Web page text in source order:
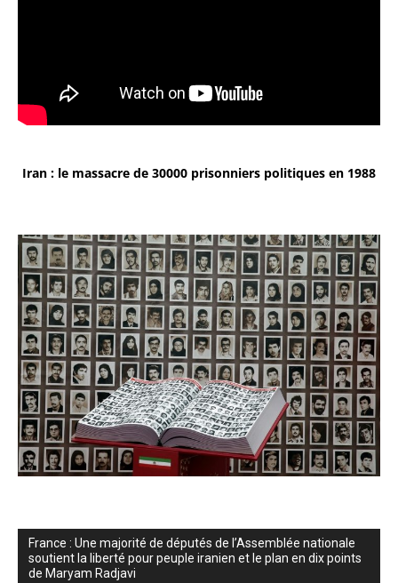
Iran : le massacre de 30000 prisonniers politiques en 1988
France : Une majorité de députés de l’Assemblée nationale
soutient la liberté pour peuple iranien et le plan en dix points
de Maryam Radjavi